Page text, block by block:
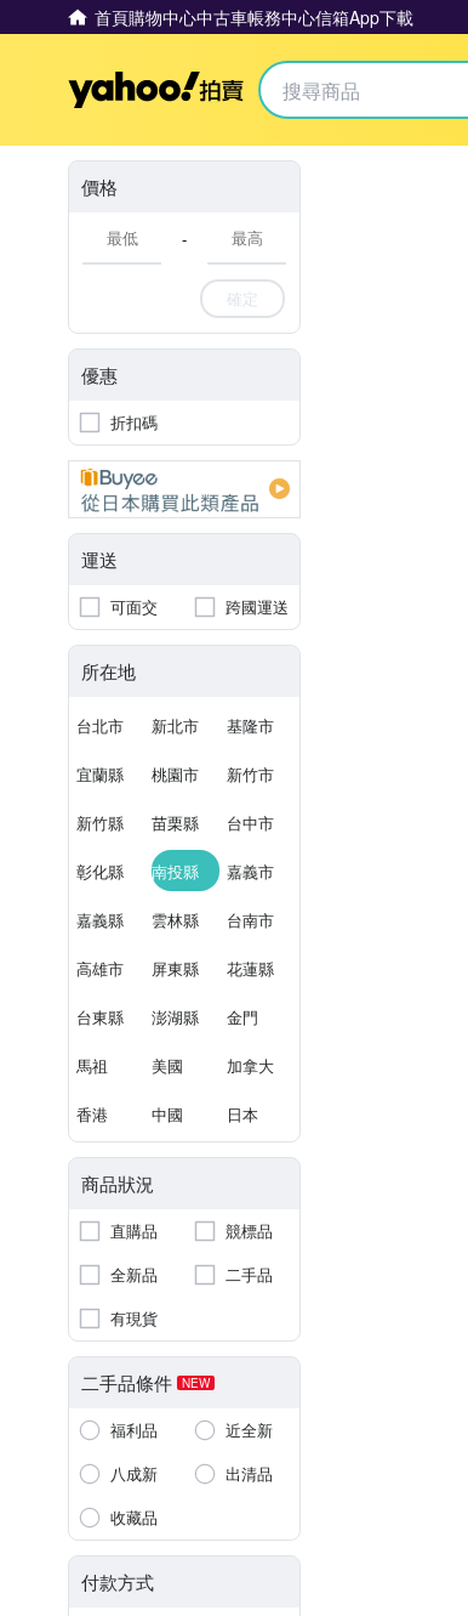
首頁購物中心中古車帳務中心信箱App下載
Yahoo拍賣
價格
-
確定
優惠
折扣碼
運送
可面交 跨國運送
所在地
台北市 新北市 基隆市
宜蘭縣 桃園市 新竹市
新竹縣 苗栗縣 台中市
彰化縣 南投縣 嘉義市
嘉義縣 雲林縣 台南市
高雄市 屏東縣 花蓮縣
台東縣 澎湖縣 金門
馬祖 美國 加拿大
香港 中國 日本
商品狀況
直購品
競標品
全新品
二手品
有現貨
二手品條件 NEW
福利品
近全新
八成新
出清品
收藏品
付款方式